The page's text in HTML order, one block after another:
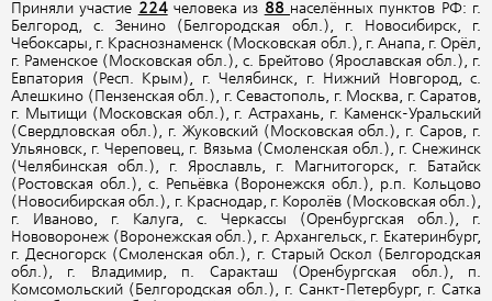
Приняли участие 224человека из 88 населённых пунктов РФ: г.
Белгород, с. Зенино (Белгородская обл.), г. Новосибирск, г.
Чебоксары, г. Краснознаменск (Московская обл.), г. Анапа, г. Орёл,
г. Раменское (Московская обл.), с. Брейтово (Ярославская обл.), г.
Евпатория (Респ. Крым), г. Челябинск, г. Нижний Новгород, с.
Алешкино (Пензенская обл.), г. Севастополь, г. Москва, г. Саратов,
г. Мытищи (Московская обл.), г. Астрахань, г. Каменск-Уральский
(Свердловская обл.), г. Жуковский (Московская обл.), г. Саров, г.
Ульяновск, г. Череповец, г. Вязьма (Смоленская обл.), г. Снежинск
(Челябинская обл.), г. Ярославль, г. Магнитогорск, г. Батайск
(Ростовская обл.), с. Репьёвка (Воронежскя обл.), р.п. Кольцово
(Новосибирская обл.), г. Краснодар, г. Королёв (Московская обл.),
г. Иваново, г. Калуга, с. Черкассы (Оренбургская обл.), г.
Нововоронеж (Воронежская обл.), г. Архангельск, г. Екатеринбург,
г. Десногорск (Смоленская обл.), г. Старый Оскол (Белгородская
обл.), г. Владимир, п. Саракташ (Оренбургская обл.), п.
Комсомольский (Белгородская обл.), г. Санкт-Петербург, г. Сатка